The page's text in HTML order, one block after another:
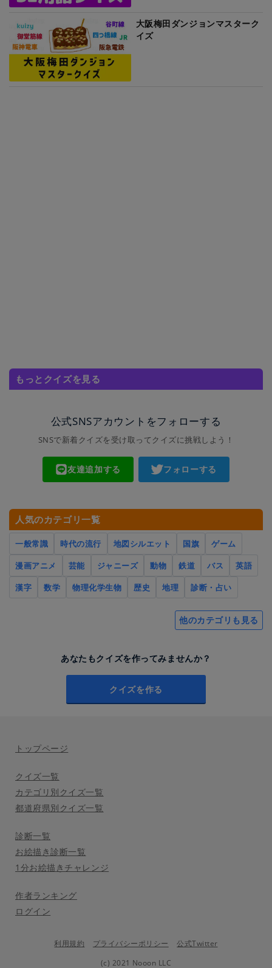
大阪梅田ダンジョンマスターク
イズ
もっとクイズを見る
公式SNSアカウントをフォローする
SNSで新着クイズを受け取ってクイズに挑戦しよう！
友達追加する フォローする
人気のカテゴリ一覧
一般常識 時代の流行 地図シルエット 国旗
ゲーム
漫画アニメ
芸能 ジャニーズ 動物 鉄道 バス
英語
漢字
数学 物理化学生物 歴史 地理 診断・占い
他のカテゴリも見る
あなたもクイズを作ってみませんか？
クイズを作る
トップページ
クイズ一覧
カテゴリ別クイズ一覧
都道府県別クイズ一覧
診断一覧
お絵描き診断一覧
1分お絵描きチャレンジ
作者ランキング
ログイン
利用規約 プライバシーポリシー
公式Twitter
(c) 2021 Nooon LLC